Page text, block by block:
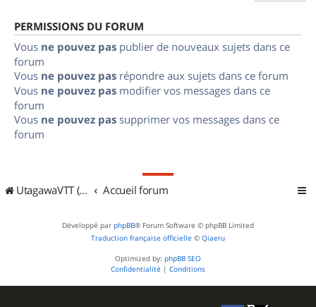
PERMISSIONS DU FORUM
Vous ne pouvez pas publier de nouveaux sujets dans ce
forum
Vous ne pouvez pas répondre aux sujets dans ce forum
Vous ne pouvez pas modifier vos messages dans ce
forum
Vous ne pouvez pas supprimer vos messages dans ce
forum
UtagawaVTT (Randos VTT et VTTAE avec traces GPS) Accueil forum
Développé par phpBB® Forum Software © phpBB Limited
Traduction française officielle © Qiaeru
Optimized by: phpBB SEO
Confidentialité | Conditions